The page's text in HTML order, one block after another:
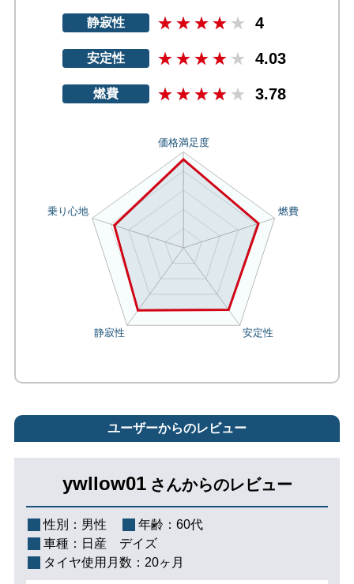
静寂性 4
安定性 4.03
燃費 3.78
ユーザーからのレビュー
ywllow01 さんからのレビュー
性別： 男性 年齢： 60代
車種： 日産 デイズ
タイヤ使用月数： 20ヶ月